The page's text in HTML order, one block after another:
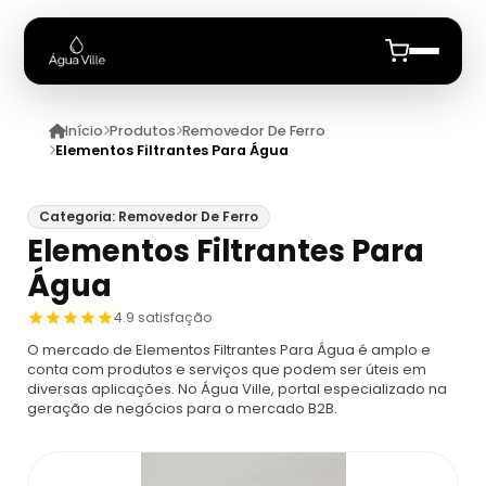
Início
Produtos
Analisador De Leite
Analisador De Leite
Analisador De Leite Ekomilk
Analisador De Particulas
Analisador De Partículas Para Comprar
Analise De Agua
Anuncie
Início Produtos Removedor De Ferro
Elementos Filtrantes Para Água
Categoria: Removedor De Ferro
Elementos Filtrantes Para
Água
4.9 satisfação
O mercado de Elementos Filtrantes Para Água é amplo e
conta com produtos e serviços que podem ser úteis em
diversas aplicações. No Água Ville, portal especializado na
geração de negócios para o mercado B2B.